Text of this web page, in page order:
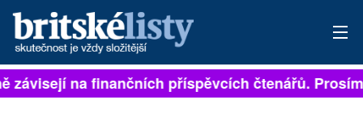
PŘIHLÁSIT
závisejí na finančních příspěvcích čtenářů.